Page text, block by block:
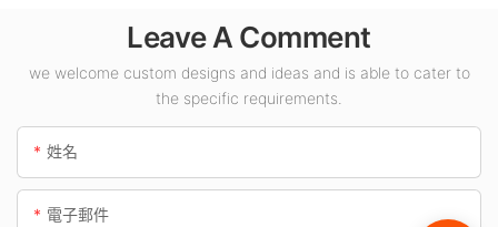
Leave A Comment
we welcome custom designs and ideas and is able to cater to
the specific requirements.
姓名
電子郵件